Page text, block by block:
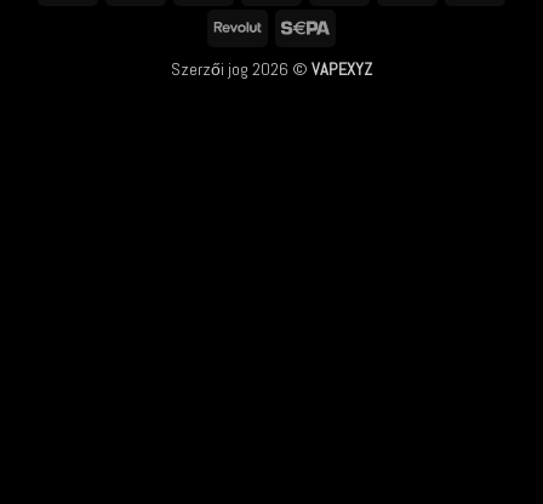
Revolut
Szerzői jog 2026 © VAPEXYZ